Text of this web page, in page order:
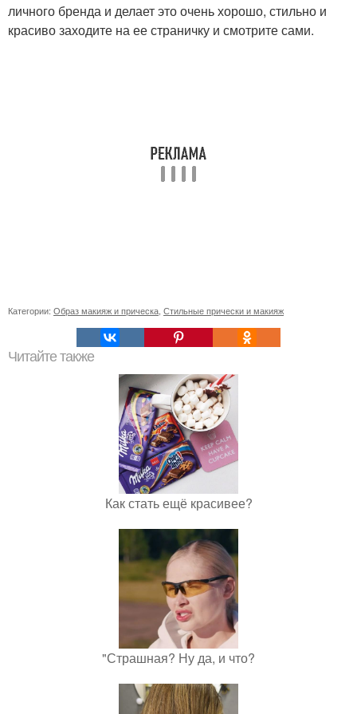
личного бренда и делает это очень хорошо, стильно и
красиво заходите на ее страничку и смотрите сами.
Категории: Образ макияж и прическа Стильные прически и макияж
Читайте также
Как стать ещё красивее?
"Страшная? Ну да, и что?